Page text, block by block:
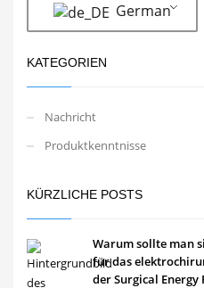
German
KATEGORIEN
Nachricht
Produktkenntnisse
KÜRZLICHE POSTS
Warum sollte man
für das
der Surgical